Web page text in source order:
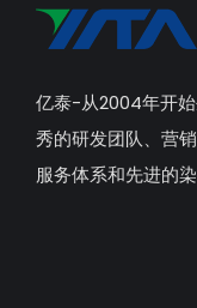
亿泰-从2004年开
秀的研发团队、营
服务体系和先进的染